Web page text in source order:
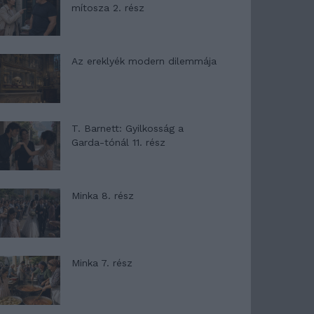
mítosza 2. rész
Az ereklyék modern dilemmája
T. Barnett: Gyilkosság a
Garda-tónál 11. rész
Minka 8. rész
Minka 7. rész